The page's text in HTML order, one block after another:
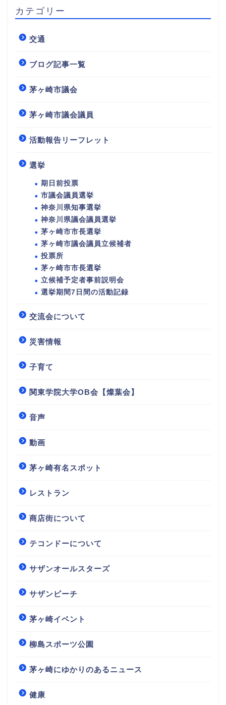
カテゴリー
交通
ブログ記事一覧
茅ヶ崎市議会
茅ヶ崎市議会議員
活動報告リーフレット
選挙
期日前投票
市議会議員選挙
神奈川県知事選挙
神奈川県議会議員選挙
茅ヶ崎市市長選挙
茅ヶ崎市議会議員立候補者
投票所
茅ヶ崎市市長選挙
立候補予定者事前説明会
選挙期間7日間の活動記録
交流会について
災害情報
子育て
関東学院大学OB会【燦葉会】
音声
動画
茅ヶ崎有名スポット
レストラン
商店街について
テコンドーについて
サザンオールスターズ
サザンビーチ
茅ヶ崎イベント
柳島スポーツ公園
茅ヶ崎にゆかりのあるニュース
健康